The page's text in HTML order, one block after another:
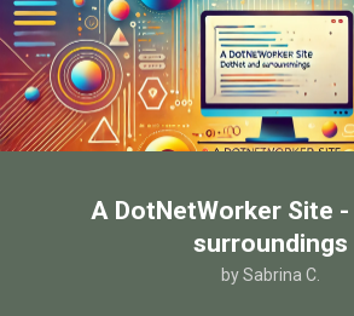
A DotNetWorker Site -
surroundings
by Sabrina C.